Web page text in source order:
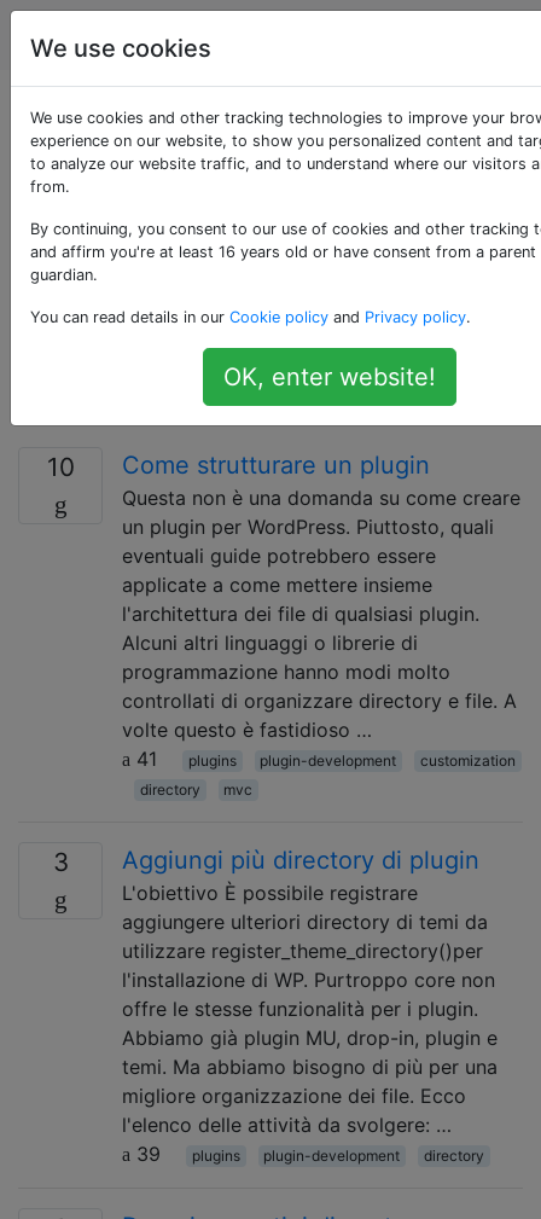
WordPress
Domande taggate
«plugin-
development»
personalizzazione e miglioramento di un blog
WordPress. Invece di modificare la programmazione di
base di WordPress, puoi aggiungere funzionalità con i
plugin di WordPress.
10 Come strutturare un plugin
Questa non è una domanda su come creare
un plugin per WordPress. Piuttosto, quali
eventuali guide potrebbero essere
applicate a come mettere insieme
l'architettura dei file di qualsiasi plugin.
Alcuni altri linguaggi o librerie di
programmazione hanno modi molto
controllati di organizzare directory e file. A
volte questo è fastidioso …
41
plugins plugin-development
customization
directory
mvc
3 Aggiungi più directory di plugin
L'obiettivo È possibile registrare
aggiungere ulteriori directory di temi da
utilizzare register_theme_directory()per
l'installazione di WP. Purtroppo core non
offre le stesse funzionalità per i plugin.
Abbiamo già plugin MU, drop-in, plugin e
temi. Ma abbiamo bisogno di più per una
migliore organizzazione dei file. Ecco
l'elenco delle attività da svolgere: …
39
plugins plugin-development directory
We use cookies
We use cookies and other tracking technologies to improve your
experience on our website, to show you personalized content and
to analyze our website traffic, and to understand where our visitors
from.
By continuing, you consent to our use of cookies and other tracking
and affirm you're at least 16 years old or have consent from a parent
guardian.
You can read details in our Cookie policy and Privacy policy.
OK, enter website!